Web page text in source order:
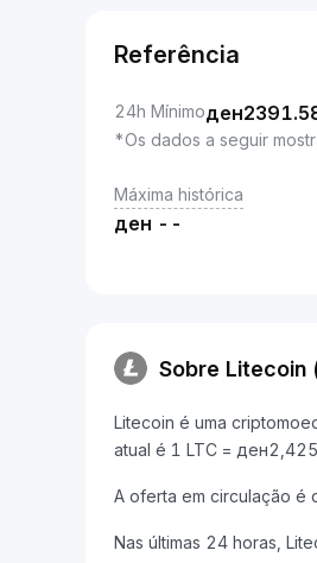
Referência
24h Mínimoден
*Os dados a seguir
Máxima histórica
ден --
Sobre Litecoin
Litecoin é uma
atual é 1 LTC =
A oferta em circulação é
Nas últimas 24 horas,